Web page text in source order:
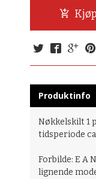
Produktinfo
Nøkkelskilt 1
tidsperiode ca
Forbilde: E A
lignende